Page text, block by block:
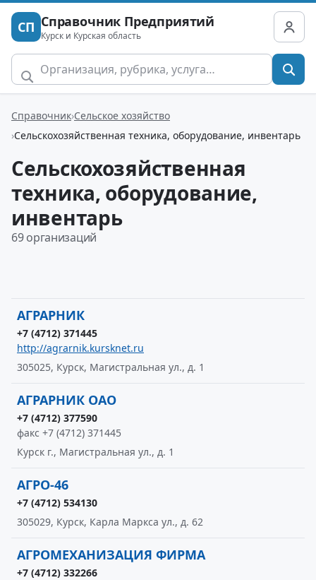
СП Справочник Предприятий
Курск и Курская область
Справочник Сельское хозяйство
Сельскохозяйственная техника, оборудование, инвентарь
Сельскохозяйственная
техника, оборудование,
инвентарь
69 организаций
АГРАРНИК
+7 (4712) 371445
http://agrarnik.kursknet.ru
305025, Курск, Магистральная ул., д. 1
АГРАРНИК ОАО
+7 (4712) 377590
факс +7 (4712) 371445
Курск г., Магистральная ул., д. 1
АГРО-46
+7 (4712) 534130
305029, Курск, Карла Маркса ул., д. 62
АГРОМЕХАНИЗАЦИЯ ФИРМА
+7 (4712) 332266